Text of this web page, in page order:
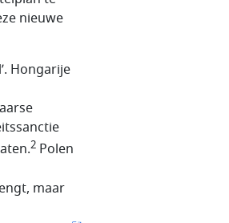
nieuwe
Hongarije
2 Polen
maar